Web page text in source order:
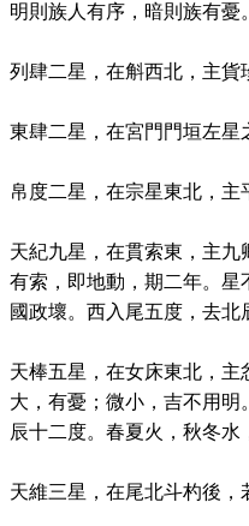
明則族人有序，暗則族有憂。
列肆二星，在斛西北，主貨
東肆二星，在宮門門垣左星
帛度二星，在宗星東北，主
天紀九星，在貫索東，主
有索，即地動，期二年。星
國政壞。西入尾五度，去北
天棒五星，在女床東北，主
大，有憂；微小，吉不用
辰十二度。春夏火，秋冬水
天維三星，在尾北斗杓後，